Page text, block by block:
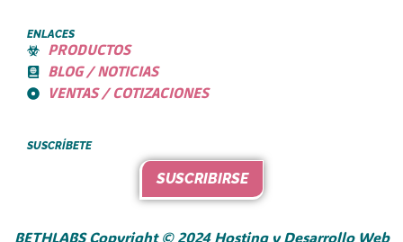
ENLACES
PRODUCTOS
BLOG / NOTICIAS
VENTAS / COTIZACIONES
SUSCRÍBETE
SUSCRIBIRSE
BETHLABS Copyright © 2024 Hosting y Desarrollo Web